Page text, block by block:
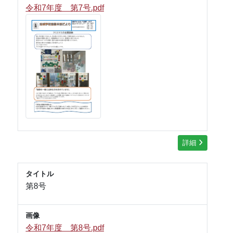
令和7年度 第7号.pdf
詳細
タイトル
第8号
画像
令和7年度 第8号.pdf